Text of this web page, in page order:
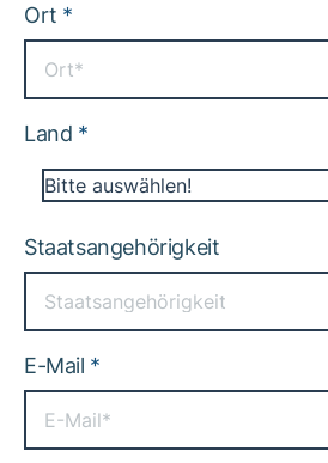
Ort *
Land *
Bitte auswählen!
Staatsangehörigkeit
E-Mail *